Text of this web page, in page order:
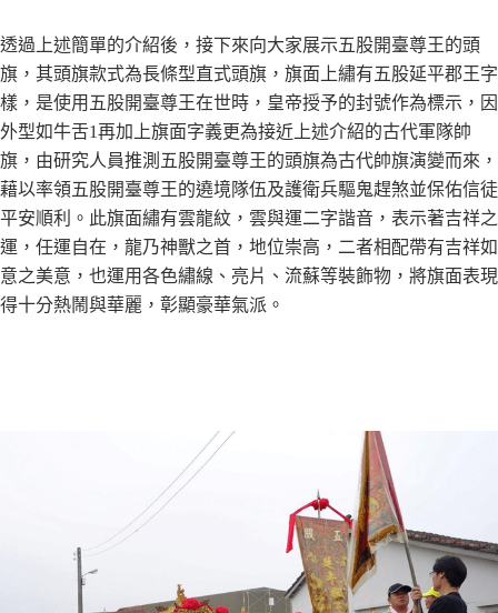
透過上述簡單的介紹後，接下來向大家展示五股開臺尊王的頭
旗，其頭旗款式為長條型直式頭旗，旗面上繡有五股延平郡王字
樣，是使用五股開臺尊王在世時，皇帝授予的封號作為標示，因
外型如牛舌1再加上旗面字義更為接近上述介紹的古代軍隊帥
旗，由研究人員推測五股開臺尊王的頭旗為古代帥旗演變而來，
藉以率領五股開臺尊王的遶境隊伍及護衛兵驅鬼趕煞並保佑信徒
平安順利。此旗面繡有雲龍紋，雲與運二字諧音，表示著吉祥之
運，任運自在，龍乃神獸之首，地位崇高，二者相配帶有吉祥如
意之美意，也運用各色繡線、亮片、流蘇等裝飾物，將旗面表現
得十分熱鬧與華麗，彰顯豪華氣派。